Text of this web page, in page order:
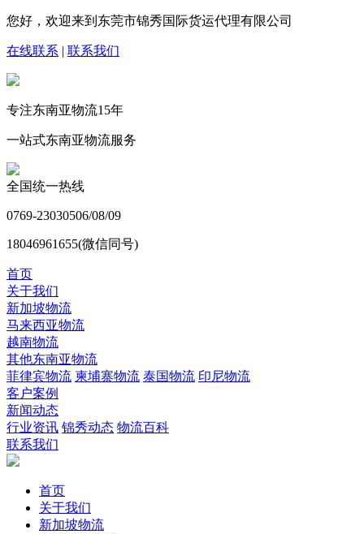
您好，欢迎来到东莞市锦秀国际货运代理有限公司
在线联系 | 联系我们
专注东南亚物流15年
一站式东南亚物流服务
全国统一热线
0769-23030506/08/09
18046961655(微信同号)
首页
关于我们
新加坡物流
马来西亚物流
越南物流
其他东南亚物流
菲律宾物流 柬埔寨物流 泰国物流 印尼物流
客户案例
新闻动态
行业资讯 锦秀动态 物流百科
联系我们
首页
关于我们
新加坡物流